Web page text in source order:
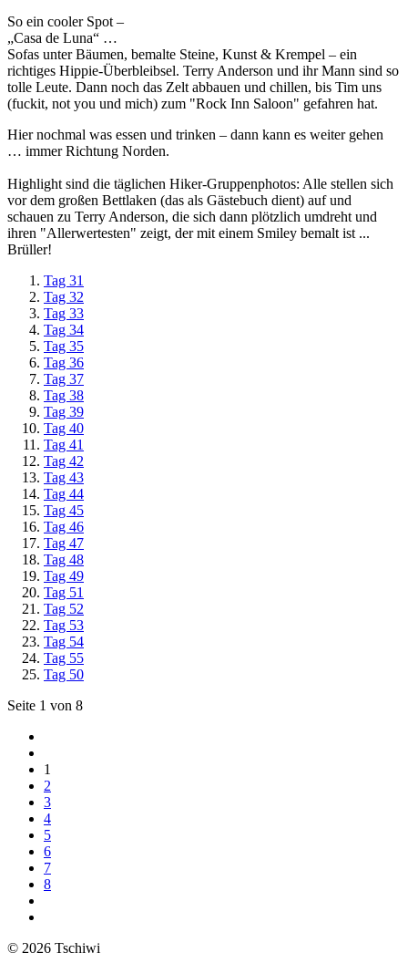
So ein cooler Spot –
„Casa de Luna“ …
Sofas unter Bäumen, bemalte Steine, Kunst & Krempel – ein
richtiges Hippie-Überbleibsel. Terry Anderson und ihr Mann sind so
tolle Leute. Dann noch das Zelt abbauen und chillen, bis Tim uns
(fuckit, not you und mich) zum "Rock Inn Saloon" gefahren hat.
Hier nochmal was essen und trinken – dann kann es weiter gehen
… immer Richtung Norden.
Highlight sind die täglichen Hiker-Gruppenphotos: Alle stellen sich
vor dem großen Bettlaken (das als Gästebuch dient) auf und
schauen zu Terry Anderson, die sich dann plötzlich umdreht und
ihren "Allerwertesten" zeigt, der mit einem Smiley bemalt ist ...
Brüller!
Tag 31
Tag 32
Tag 33
Tag 34
Tag 35
Tag 36
Tag 37
Tag 38
Tag 39
Tag 40
Tag 41
Tag 42
Tag 43
Tag 44
Tag 45
Tag 46
Tag 47
Tag 48
Tag 49
Tag 51
Tag 52
Tag 53
Tag 54
Tag 55
Tag 50
Seite 1 von 8
1
2
3
4
5
6
7
8
© 2026 Tschiwi